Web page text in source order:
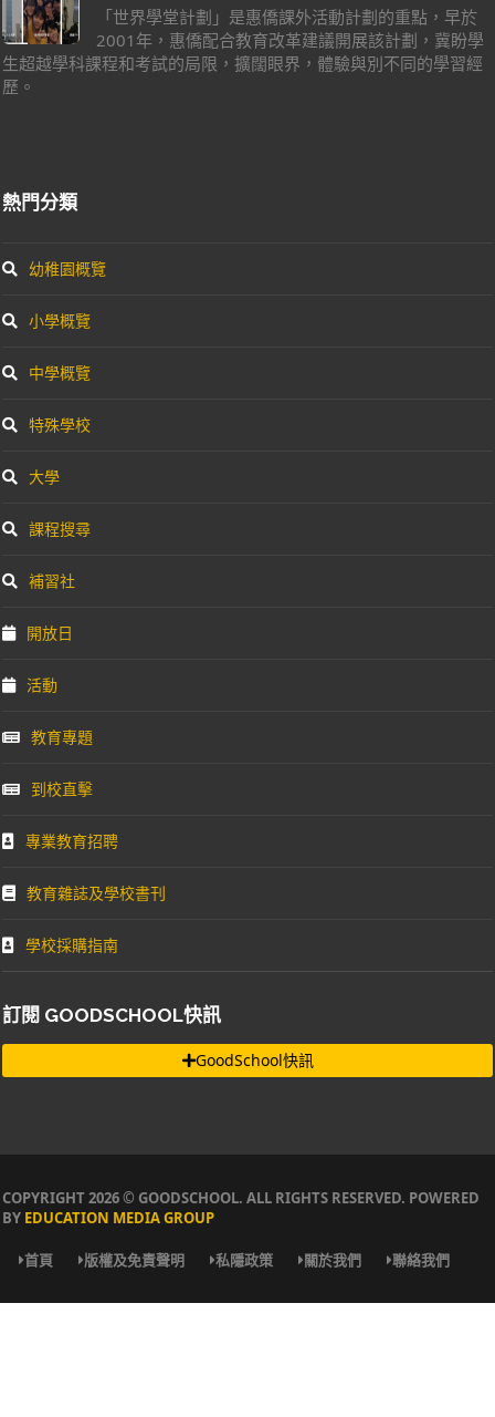
「世界學堂計劃」是惠僑課外活動計劃的重點，早於
2001年，惠僑配合教育改革建議開展該計劃，冀盼學
生超越學科課程和考試的局限，擴闊眼界，體驗與別不同的學習經
歷。
熱門分類
幼稚園概覽
小學概覽
中學概覽
特殊學校
大學
課程搜尋
補習社
開放日
活動
教育專題
到校直擊
專業教育招聘
教育雜誌及學校書刊
學校採購指南
訂閱 GOODSCHOOL快訊
GoodSchool快訊
COPYRIGHT 2026 © GOODSCHOOL. ALL RIGHTS RESERVED. POWERED
BY EDUCATION MEDIA GROUP
首頁 版權及免責聲明 私隱政策 關於我們 聯絡我們